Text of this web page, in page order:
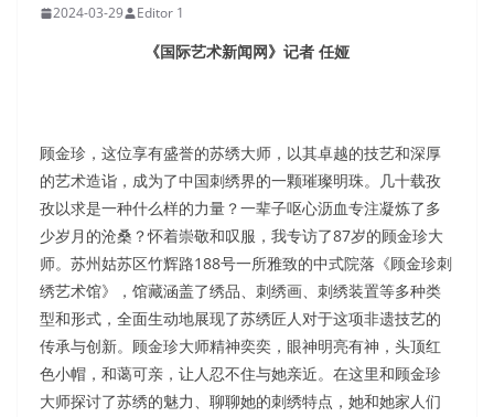
2024-03-29 Editor 1
《国际艺术新闻网》记者 任娅
顾金珍，这位享有盛誉的苏绣大师，以其卓越的技艺和深厚
的艺术造诣，成为了中国刺绣界的一颗璀璨明珠。几十载孜
孜以求是一种什么样的力量？一辈子呕心沥血专注凝炼了多
少岁月的沧桑？怀着崇敬和叹服，我专访了87岁的顾金珍大
师。苏州姑苏区竹辉路188号一所雅致的中式院落《顾金珍刺
绣艺术馆》，馆藏涵盖了绣品、刺绣画、刺绣装置等多种类
型和形式，全面生动地展现了苏绣匠人对于这项非遗技艺的
传承与创新。顾金珍大师精神奕奕，眼神明亮有神，头顶红
色小帽，和蔼可亲，让人忍不住与她亲近。在这里和顾金珍
大师探讨了苏绣的魅力、聊聊她的刺绣特点，她和她家人们